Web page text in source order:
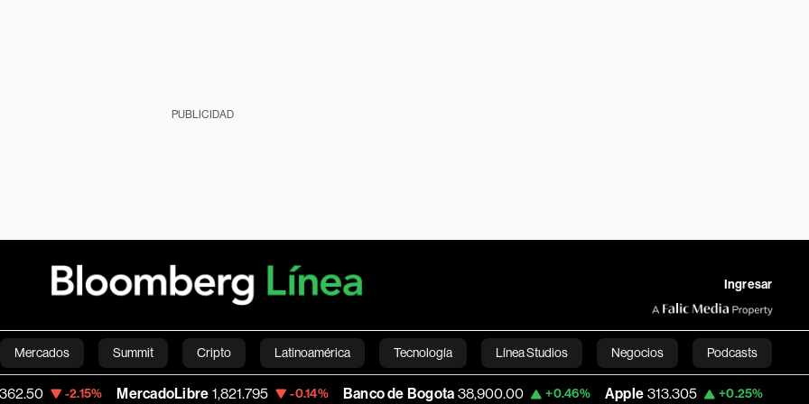
PUBLICIDAD
Ingresar
Mercados Summit Cripto Latinoamérica Tecnología Línea Studios Negocios Podcasts
Economía Estilo de vida Mundo Videos English
MercadoLibre 1,821.795 -0.14% Banco de Bogota 38,900.00 +0.46% Apple 313.305 +0.25% USD COP